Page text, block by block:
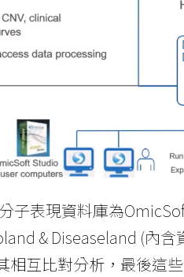
子表現資料庫為
& Diseaseland (內
互比對分析，最後這